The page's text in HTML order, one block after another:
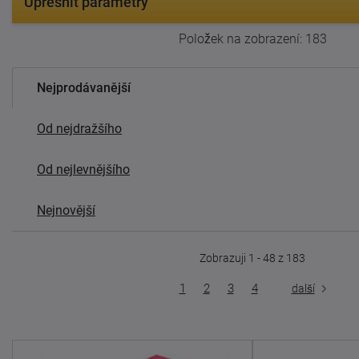
Položek na zobrazení: 183
Nejprodávanější
Od nejdražšího
Od nejlevnějšího
Nejnovější
Zobrazuji 1 - 48 z 183
4
3
2
1 další